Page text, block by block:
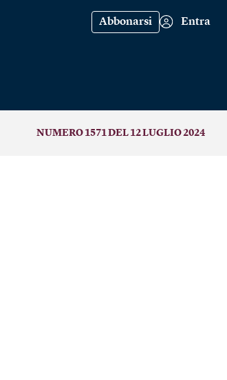
Abbonarsi Entra
NUMERO 1571 DEL 12 LUGLIO 2024